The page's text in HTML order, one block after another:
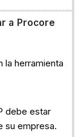
a Procore
la herramienta
debe estar
su empresa.